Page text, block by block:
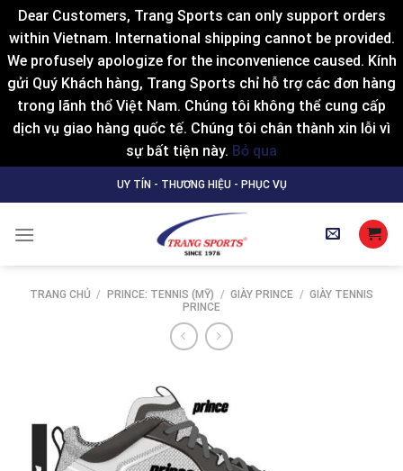
Dear Customers, Trang Sports can only support orders
within Vietnam. International shipping cannot be provided.
We profusely apologize for the inconvenience caused. Kính
gửi Quý Khách hàng, Trang Sports chỉ hỗ trợ các đơn hàng
trong lãnh thổ Việt Nam. Chúng tôi không thể cung cấp
dịch vụ giao hàng quốc tế. Chúng tôi chân thành xin lỗi vì
sự bất tiện này. Bỏ qua
to
UY TÍN - THƯƠNG HIỆU - PHỤC VỤ
TRANG CHỦ / PRINCE: TENNIS (MỸ) / GIÀY PRINCE / GIÀY TENNIS
PRINCE